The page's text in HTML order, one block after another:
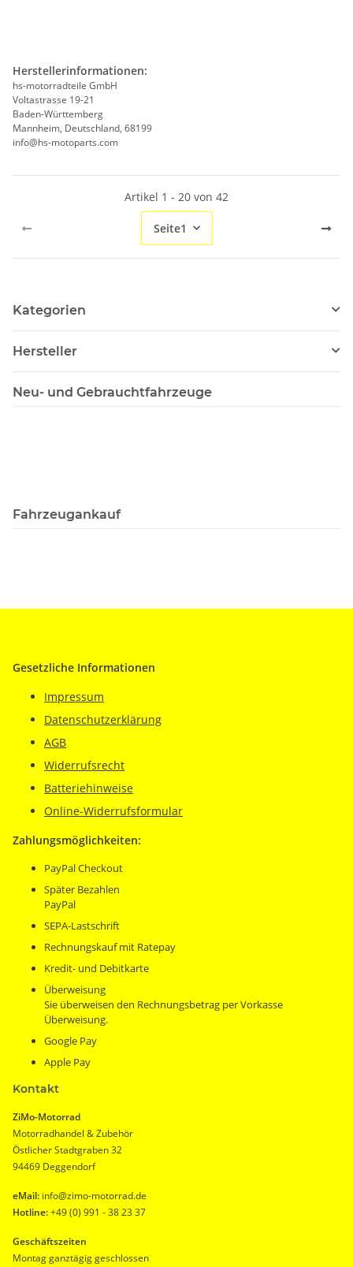
Herstellerinformationen:
hs-motorradteile GmbH
Voltastrasse 19-21
Baden-Württemberg
Mannheim, Deutschland, 68199
info@hs-motoparts.com
Artikel 1 - 20 von 42
Seite1
Kategorien
Hersteller
Neu- und Gebrauchtfahrzeuge
Fahrzeugankauf
Gesetzliche Informationen
Impressum
Datenschutzerklärung
AGB
Widerrufsrecht
Batteriehinweise
Online-Widerrufsformular
Zahlungsmöglichkeiten:
PayPal Checkout
Später Bezahlen
PayPal
SEPA-Lastschrift
Rechnungskauf mit Ratepay
Kredit- und Debitkarte
Überweisung
Sie überweisen den Rechnungsbetrag per Vorkasse
Überweisung.
Google Pay
Apple Pay
Kontakt
ZiMo-Motorrad
Motorradhandel & Zubehör
Östlicher Stadtgraben 32
94469 Deggendorf
eMail: info@zimo-motorrad.de
Hotline:+49 (0) 991 - 38 23 37
Geschäftszeiten
Montag ganztägig geschlossen